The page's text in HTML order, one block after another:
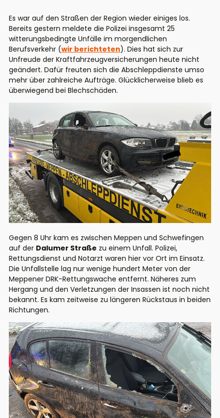
Es war auf den Straßen der Region wieder einiges los.
Bereits gestern meldete die Polizei insgesamt 25
witterungsbedingte Unfälle im morgendlichen
Berufsverkehr (wir berichteten). Dies hat sich zur
Unfreude der Kraftfahrzeugversicherungen heute nicht
geändert. Dafür freuten sich die Abschleppdienste umso
mehr über zahlreiche Aufträge. Glücklicherweise blieb es
überwiegend bei Blechschäden.
Gegen 8 Uhr kam es zwischen Meppen und Schwefingen
auf der Dalumer Straße zu einem Unfall. Polizei,
Rettungsdienst und Notarzt waren hier vor Ort im Einsatz.
Die Unfallstelle lag nur wenige hundert Meter von der
Meppener DRK-Rettungswache entfernt. Näheres zum
Hergang und den Verletzungen der Insassen ist noch nicht
bekannt. Es kam zeitweise zu längeren Rückstaus in beiden
Richtungen.